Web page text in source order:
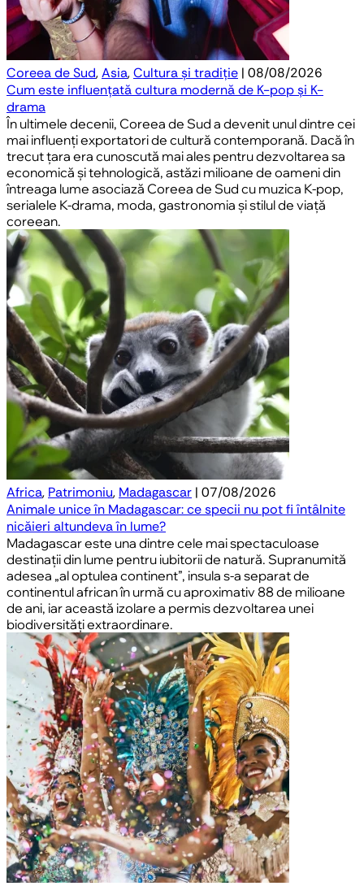
Coreea de Sud,Asia,Cultura și tradiție | 08/08/2026
Cum este influențată cultura modernă de K-pop și K-
drama
În ultimele decenii, Coreea de Sud a devenit unul dintre cei
mai influenți exportatori de cultură contemporană. Dacă în
trecut țara era cunoscută mai ales pentru dezvoltarea sa
economică și tehnologică, astăzi milioane de oameni din
întreaga lume asociază Coreea de Sud cu muzica K-pop,
serialele K-drama, moda, gastronomia și stilul de viață
coreean.
Africa, Patrimoniu, Madagascar | 07/08/2026
Animale unice în Madagascar: ce specii nu pot fi întâlnite
nicăieri altundeva în lume?
Madagascar este una dintre cele mai spectaculoase
destinații din lume pentru iubitorii de natură. Supranumită
adesea „al optulea continent”, insula s-a separat de
continentul african în urmă cu aproximativ 88 de milioane
de ani, iar această izolare a permis dezvoltarea unei
biodiversități extraordinare.